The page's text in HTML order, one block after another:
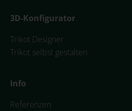
3D-Konfigurator
Trikot Designer
Trikot selbst gestalten
Info
Referenzen